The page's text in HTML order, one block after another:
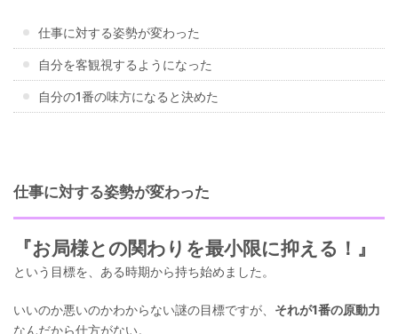
仕事に対する姿勢が変わった
自分を客観視するようになった
自分の1番の味方になると決めた
仕事に対する姿勢が変わった
『お局様との関わりを最小限に抑える！』
という目標を、ある時期から持ち始めました。
いいのか悪いのかわからない謎の目標ですが、 それが1番の原動力
なんだから仕方がない。